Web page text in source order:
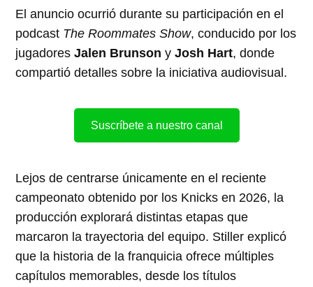
El anuncio ocurrió durante su participación en el
podcast The Roommates Show, conducido por los
jugadoresJalen Brunson yJosh Hart, donde
compartió detalles sobre la iniciativa audiovisual.
Suscríbete a nuestro canal
Lejos de centrarse únicamente en el reciente
campeonato obtenido por los Knicks en 2026, la
producción explorará distintas etapas que
marcaron la trayectoria del equipo. Stiller explicó
que la historia de la franquicia ofrece múltiples
capítulos memorables, desde los títulos